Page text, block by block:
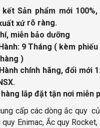
kết Sản phẩm mới
xứrõ ràng.
miễn bảo dưỡng
9 Tháng ( kèm
)
chính hãng, đổi mới
hàng lắp đặt tận nơi miễn
cấp các dòng ắc quy
Enimac, Ắc quy